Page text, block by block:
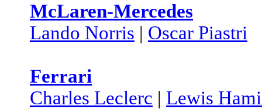
McLaren-Mercedes
Lando Norris | Oscar Piastri
Ferrari
Charles Leclerc | Lewis